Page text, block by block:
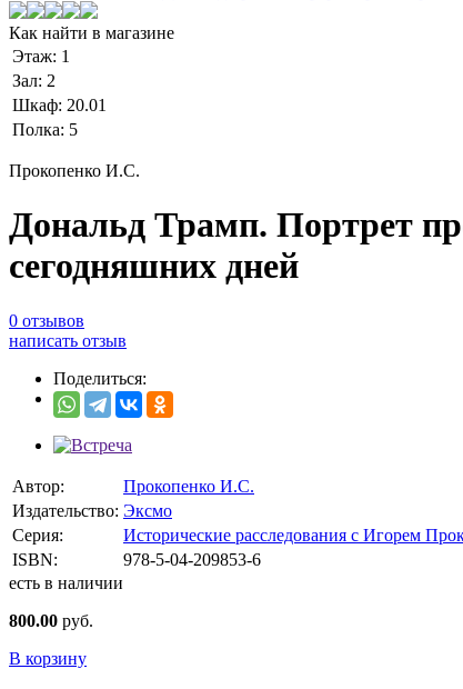
Как найти в магазине
Этаж: 1
Зал: 2
Шкаф: 20.01
Полка: 5
Прокопенко И.С.
Дональд Трамп. Портрет
сегодняшних дней
0 отзывов
написать отзыв
Поделиться:
Автор:
Прокопенко И.С.
Издательство: Эксмо
Серия:
Исторические расследования с Игорем
ISBN:
978-5-04-209853-6
есть в наличии
800.00 руб.
В корзину